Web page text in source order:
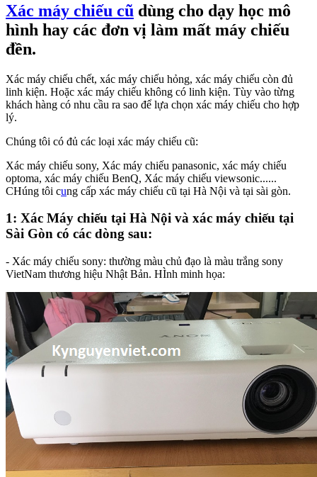
Xác máy chiếu cũ dùng cho dạy học mô
hình hay các đơn vị làm mất máy chiếu
đền.
Xác máy chiếu chết, xác máy chiếu hỏng, xác máy chiếu còn đủ
linh kiện. Hoặc xác máy chiếu không có linh kiện. Tùy vào từng
khách hàng có nhu cầu ra sao để lựa chọn xác máy chiếu cho hợp
lý.
Chúng tôi có đủ các loại xác máy chiếu cũ:
Xác máy chiếu sony, Xác máy chiếu panasonic, xác máy chiếu
optoma, xác máy chiếu BenQ, Xác máy chiếu viewsonic......
CHúng tôi cung cấp xác máy chiếu cũ tại Hà Nội và tại sài gòn.
1: Xác Máy chiếu tại Hà Nội và xác máy chiếu tại
Sài Gòn có các dòng sau:
- Xác máy chiếu sony: thường màu chủ đạo là màu trắng sony
VietNam thương hiệu Nhật Bản. HÌnh minh họa: